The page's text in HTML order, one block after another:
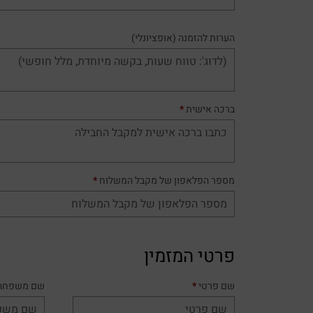
פרטי המזמין
שם פרטי* שם
הערות להזמנה (אופציונלי)
ברכה אישית*
מספר הפלאפון של מקבל המשלוח*